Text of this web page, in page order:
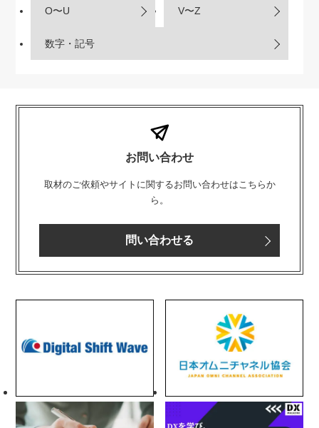
O〜U V〜Z
数字・記号
お問い合わせ
取材のご依頼やサイトに関するお問い合わせはこちらか
ら。
問い合わせる